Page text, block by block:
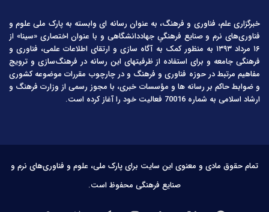
خبرگزاری علم، فناوری و فرهنگ، به عنوان رسانه ای وابسته به پارک ملی علوم و
فناوری‌های نرم و صنایع فرهنگیِ جهاددانشگاهی و با عنوان اختصاری «سینا» از
۱۶ مرداد ۱۳۹۳ به منظور کمک به آگاه سازی و ارتقای اطلاعات علمی، فناوری و
فرهنگی جامعه و برای استفاده از ظرفیتهای این رسانه در فرهنگ‌سازی و ترویج
مفاهیم مرتبط در حوزه فناوری و فرهنگ و در چارچوب مقررات موضوعه کشوری
و ضوابط حاکم بر رسانه ها و مؤسسات خبری، با مجوز رسمی از وزارت فرهنگ و
ارشاد اسلامی به شماره 70016 فعالیت خود را آغاز کرده است.
تمام حقوق مادی و معنوی این سایت برای پارک ملی، علوم و فناوری‌های نرم و
صنایع فرهنگی محفوظ است.